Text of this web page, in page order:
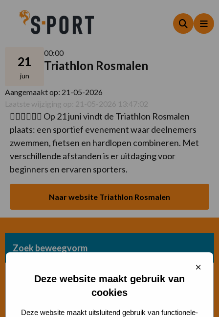
Deze website maakt gebruik van
cookies
Deze website maakt uitsluitend gebruik van functionele-
Sluit
Zoeken
21
jun
00:00
Triathlon Rosmalen
Aangemaakt op: 21-05-2026
Laatste wijziging op: 21-05-2026 13:47:02
🏊‍♂️🚴‍♂️🏃‍♂️ Op 21 juni vindt de Triathlon Rosmalen
plaats: een sportief evenement waar deelnemers
zwemmen, fietsen en hardlopen combineren. Met
verschillende afstanden is er uitdaging voor
beginners en ervaren sporters.
Naar website Triathlon Rosmalen
Zoek beweegvorm
Bosch beweegaanbod